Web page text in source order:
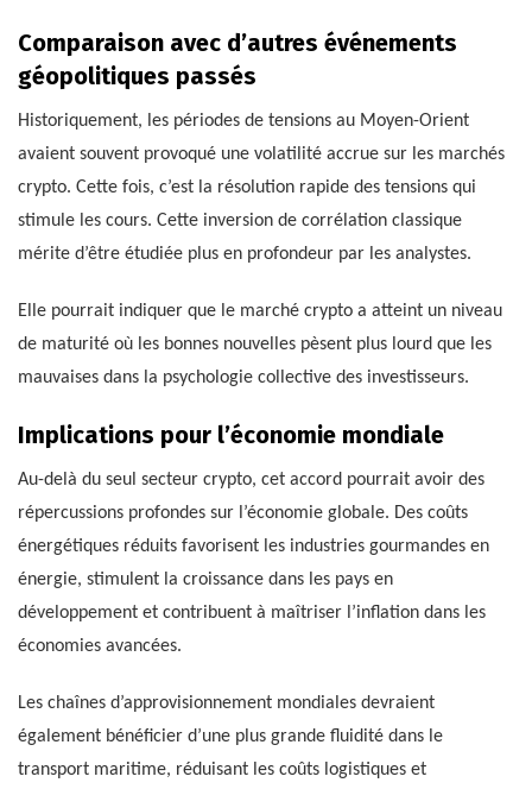
Comparaison avec d’autres événements
géopolitiques passés
Historiquement, les périodes de tensions au Moyen-Orient
avaient souvent provoqué une volatilité accrue sur les marchés
crypto. Cette fois, c’est la résolution rapide des tensions qui
stimule les cours. Cette inversion de corrélation classique
mérite d’être étudiée plus en profondeur par les analystes.
Elle pourrait indiquer que le marché crypto a atteint un niveau
de maturité où les bonnes nouvelles pèsent plus lourd que les
mauvaises dans la psychologie collective des investisseurs.
Implications pour l’économie mondiale
Au-delà du seul secteur crypto, cet accord pourrait avoir des
répercussions profondes sur l’économie globale. Des coûts
énergétiques réduits favorisent les industries gourmandes en
énergie, stimulent la croissance dans les pays en
développement et contribuent à maîtriser l’inflation dans les
économies avancées.
Les chaînes d’approvisionnement mondiales devraient
également bénéficier d’une plus grande fluidité dans le
transport maritime, réduisant les coûts logistiques et